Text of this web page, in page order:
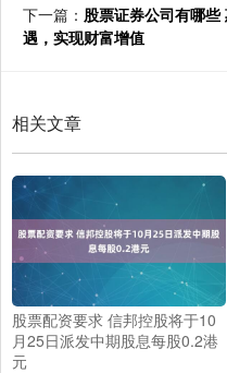
下一篇： 股票证券公司有哪
遇，实现财富增值
相关文章
股票配资要求 信邦控股将于10
月25日派发中期股息每股0.2港
元